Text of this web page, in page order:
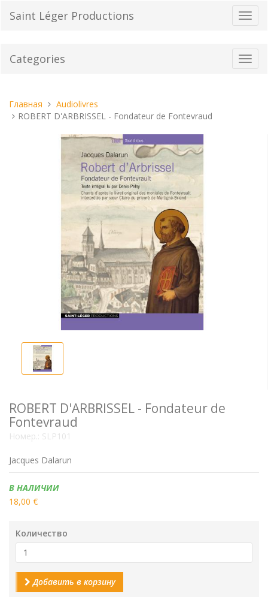
Saint Léger Productions
Categories
Вы
находитесь
Главная
Audiolivres
ROBERT D'ARBRISSEL - Fondateur de Fontevraud
ROBERT D'ARBRISSEL - Fondateur de
Fontevraud
Номер.: SLP101
Jacques Dalarun
Наличие:
В НАЛИЧИИ
18,00 €
Количество
Добавить в корзину